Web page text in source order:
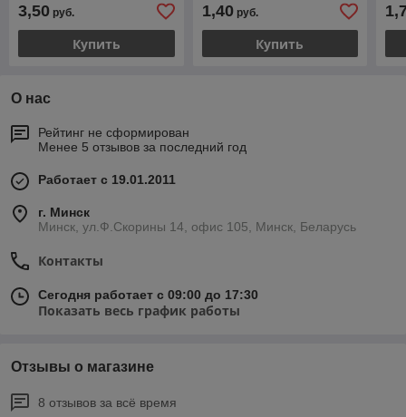
3,50 руб.
Купить
1,40руб.
Купить
О нас
Рейтинг не сформирован
Менее 5 отзывов за последний год
Работает с 19.01.2011
г. Минск
Минск, ул.Ф.Скорины 14, офис 105, Минск, Беларусь
Контакты
Сегодня работает с 09:00 до 17:30
Показать весь график работы
Отзывы о магазине
8 отзывов за всё время